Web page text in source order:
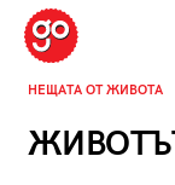
НЕЩАТА ОТ ЖИВОТА